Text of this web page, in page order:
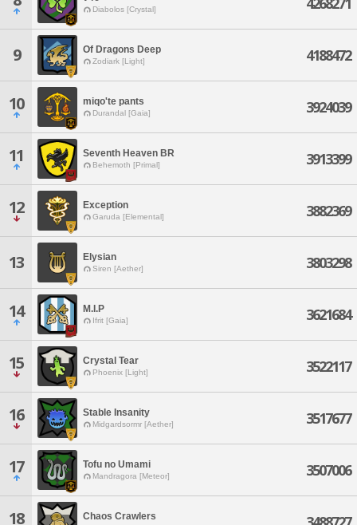
Diabolos [Crystal]
9 Of Dragons Deep
Zodiark [Light] 4188472
10 miqo'te pants
Durandal [Gaia] 3924039
11 Seventh Heaven BR
Behemoth [Primal] 3913399
12 Exception
Garuda [Elemental] 3882369
13 Elysian
Siren [Aether] 3803298
14 M.I.P
Ifrit [Gaia] 3621684
15 Crystal Tear
Phoenix [Light] 3522117
16 Stable Insanity
Midgardsormr [Aether] 3517677
17 Tofu no Umami
Mandragora [Meteor] 3507006
18 Chaos Crawlers